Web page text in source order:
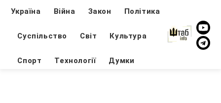
Україна Війна Закон Політика
Суспільство Світ Культура
Спорт Технології Думки